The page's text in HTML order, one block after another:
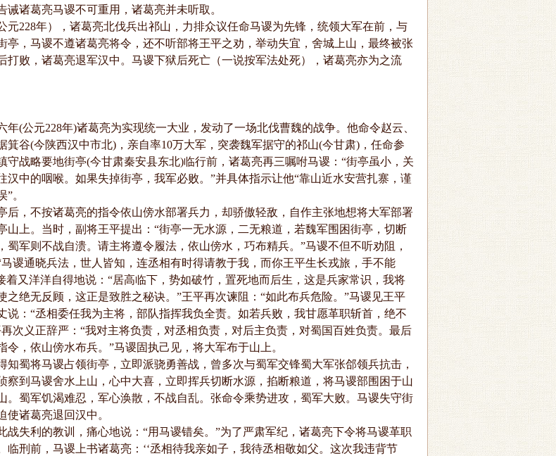
诸葛亮马谡不可重用，诸葛亮并未听取。
228年），诸葛亮北伐兵出祁山，力排众议任命马谡为先锋，统领大军在前，与
亭，马谡不遵诸葛亮将令，还不听部将王平之劝，举动失宜，舍城上山，最终被张
打败，诸葛亮退军汉中。马谡下狱后死亡（一说按军法处死），诸葛亮亦为之流
(公元228年)诸葛亮为实现统一大业，发动了一场北伐曹魏的战争。他命令赵云、
箕谷(今陕西汉中市北)，亲自率10万大军，突袭魏军据守的祁山(今甘肃)，任命参
守战略要地街亭(今甘肃秦安县东北)临行前，诸葛亮再三嘱咐马谡：“街亭虽小，关
汉中的咽喉。如果失掉街亭，我军必败。”并具体指示让他“靠山近水安营扎寨，谨
。
，不按诸葛亮的指令依山傍水部署兵力，却骄傲轻敌，自作主张地想将大军部署
山上。当时，副将王平提出：“街亭一无水源，二无粮道，若魏军围困街亭，切断
蜀军则不战自溃。请主将遵令履法，依山傍水，巧布精兵。”马谡不但不听劝阻，
谡通晓兵法，世人皆知，连丞相有时得请教于我，而你王平生长戎旅，手不能
着又洋洋自得地说：“居高临下，势如破竹，置死地而后生，这是兵家常识，我将
之绝无反顾，这正是致胜之秘诀。”王平再次谏阻：“如此布兵危险。”马谡见王平
说：“丞相委任我为主将，部队指挥我负全责。如若兵败，我甘愿革职斩首，绝不
次义正辞严：“我对主将负责，对丞相负责，对后主负责，对蜀国百姓负责。最后
令，依山傍水布兵。”马谡固执己见，将大军布于山上。
蜀将马谡占领街亭，立即派骁勇善战，曾多次与蜀军交锋蜀大军张郃领兵抗击，
察到马谡舍水上山，心中大喜，立即挥兵切断水源，掐断粮道，将马谡部围困于山
。蜀军饥渴难忍，军心涣散，不战自乱。张命令乘势进攻，蜀军大败。马谡失守街
使诸葛亮退回汉中。
失利的教训，痛心地说：“用马谡错矣。”为了严肃军纪，诸葛亮下令将马谡革职
临刑前，马谡上书诸葛亮：‘‘丞相待我亲如子，我待丞相敬如父。这次我违背节